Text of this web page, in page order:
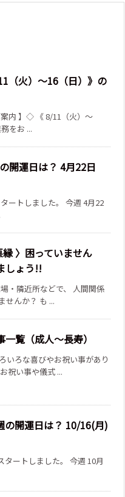
（火）～16（日）》の
内 】◇ 《 8/11（火）～
をお ...
開運日は？ 4月22日
ートしました。 今週 4月22
縁 〉困っていません
しょう!!
・隣近所などで、 人間関係
せんか？ も ...
覧（成人～長寿）
いろな喜びやお祝い事があり
祝い事や儀式 ...
の開運日は？ 10/16(月)
タートしました。 今週 10月